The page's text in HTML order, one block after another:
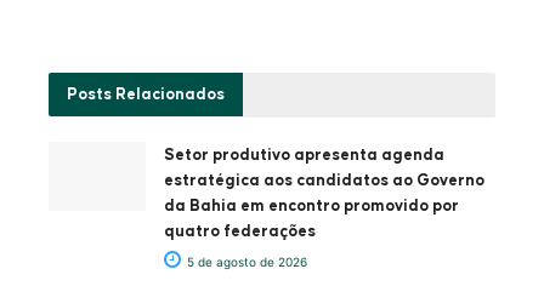
Posts Relacionados
Setor produtivo apresenta agenda
estratégica aos candidatos ao Governo
da Bahia em encontro promovido por
quatro federações
5 de agosto de 2026